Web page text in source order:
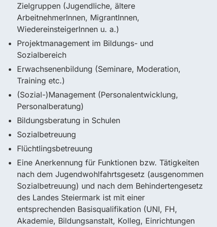
Zielgruppen (Jugendliche, ältere
ArbeitnehmerInnen, MigrantInnen,
WiedereinsteigerInnen u. a.)
Projektmanagement im Bildungs- und
Sozialbereich
Erwachsenenbildung (Seminare, Moderation,
Training etc.)
(Sozial-)Management (Personalentwicklung,
Personalberatung)
Bildungsberatung in Schulen
Sozialbetreuung
Flüchtlingsbetreuung
Eine Anerkennung für Funktionen bzw. Tätigkeiten
nach dem Jugendwohlfahrtsgesetz (ausgenommen
Sozialbetreuung) und nach dem Behindertengesetz
des Landes Steiermark ist mit einer
entsprechenden Basisqualifikation (UNI, FH,
Akademie, Bildungsanstalt, Kolleg, Einrichtungen